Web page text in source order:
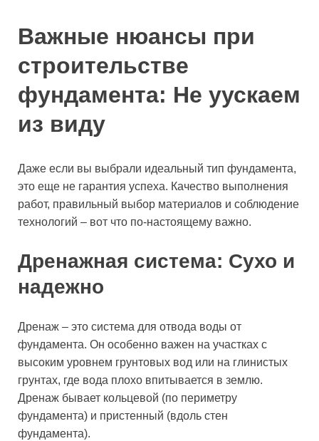
Важные нюансы при
строительстве
фундамента: Не уускаем
из виду
Даже если вы выбрали идеальный тип фундамента,
это еще не гарантия успеха. Качество выполнения
работ, правильный выбор материалов и соблюдение
технологий – вот что по-настоящему важно.
Дренажная система: Сухо и
надежно
Дренаж – это система для отвода воды от
фундамента. Он особенно важен на участках с
высоким уровнем грунтовых вод или на глинистых
грунтах, где вода плохо впитывается в землю.
Дренаж бывает кольцевой (по периметру
фундамента) и пристенный (вдоль стен
фундамента).